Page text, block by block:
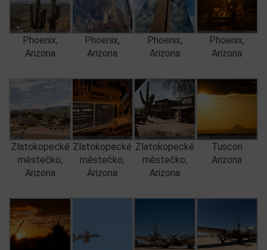
Phoenix,
Arizona
Phoenix,
Arizona
Phoenix,
Arizona
Phoenix,
Arizona
Zlatokopecké
městečko,
Arizona
Zlatokopecké
městečko,
Arizona
Zlatokopecké
městečko,
Arizona
Tuscon
Arizona